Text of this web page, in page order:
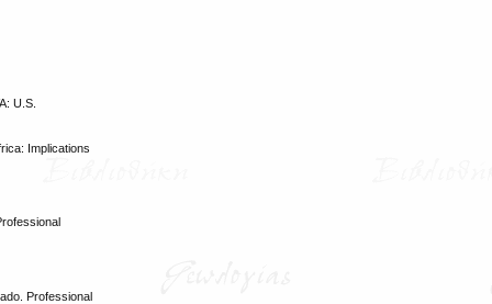
U.S.
Implications
Professional